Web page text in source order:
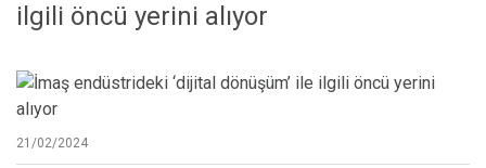
ilgili öncü yerini alıyor
21/02/2024